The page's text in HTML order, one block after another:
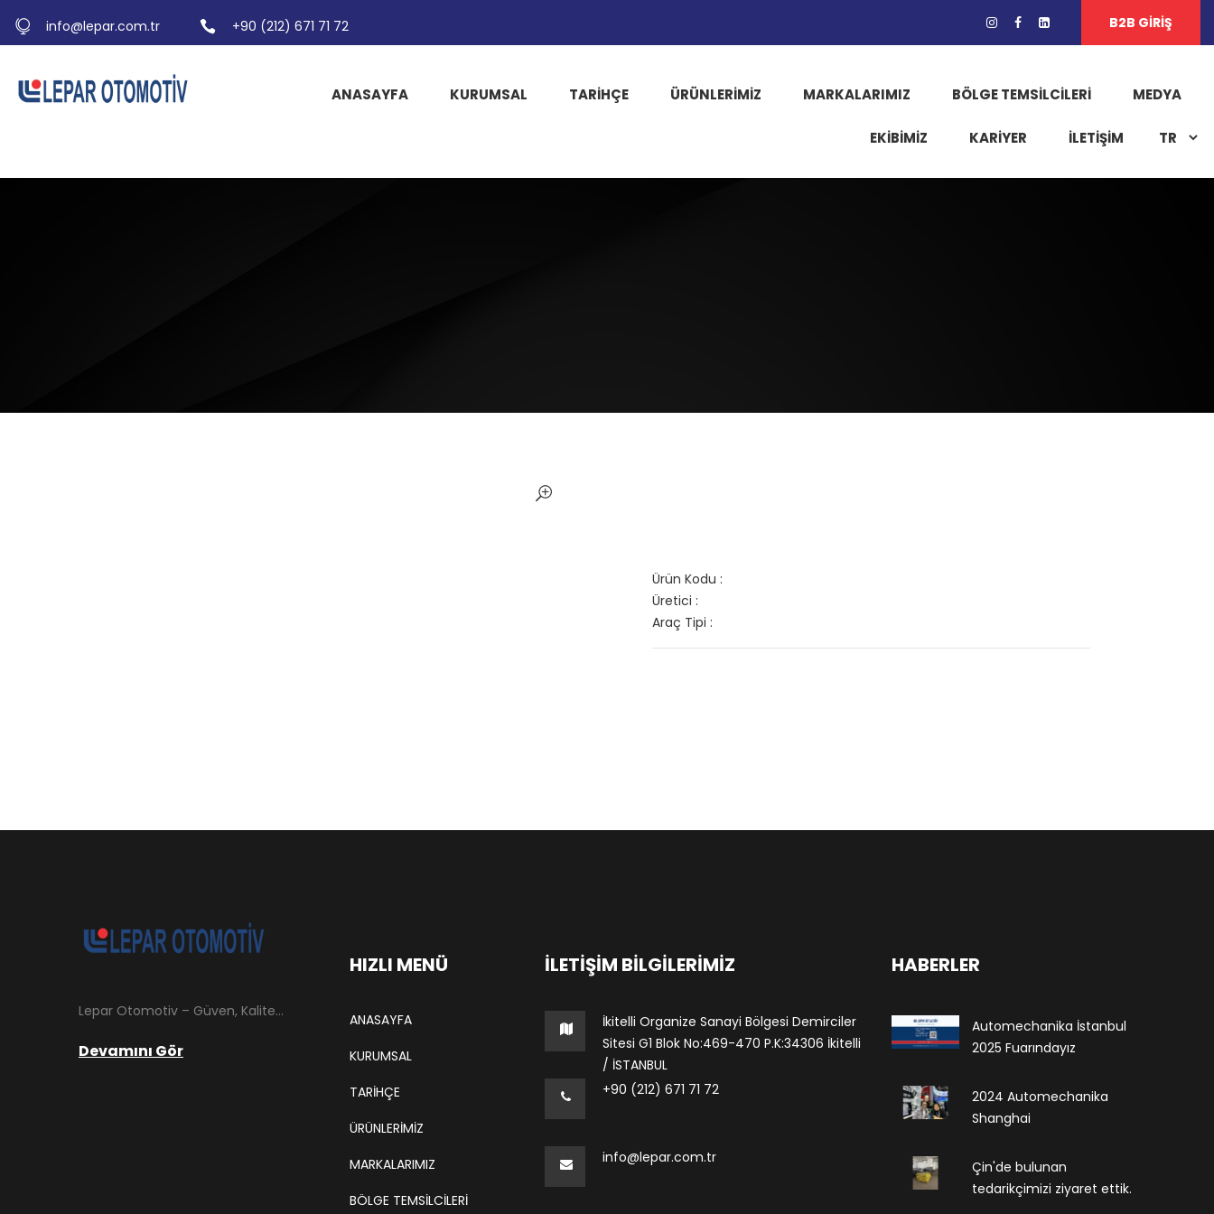
info@lepar.com.tr +90 (212) 671 71 72 B2B GİRİŞ
ANASAYFA KURUMSAL TARIHÇE ÜRÜNLERİMİZ MARKALARIMIZ BÖLGE TEMSILCILERI MEDYA
EKIBIMIZ KARIYER İLETİŞİM
Ürün Kodu :
Üretici :
Araç Tipi :
Lepar Otomotiv – Güven, Kalite ve İstikrarın Adresi Lepar Otomotiv, Türkiye’nin otomotiv yedek parça sektöründe köklü bir geçmişe sahip, yenilikçi ve öncü firmalarından biridir. 1966 yılında Hüsnü Leblebici tarafından Tokat’ta mütevazı bir girişim olarak kurulan firmamız, ilk etapta Ford kamyonları, Ford Otosan minibüsleri ve Anadol marka araçların ünite ve yedek parçalarının satışını gerçekleştirerek sektöre adım atmıştır.
Devamını Gör
HIZLI MENÜ
ANASAYFA
KURUMSAL
TARIHÇE
ÜRÜNLERİMİZ
MARKALARIMIZ
BÖLGE TEMSILCILERI
İLETIŞIM BILGILERIMIZ
İkitelli Organize Sanayi Bölgesi Demirciler
Sitesi G1 Blok No:469-470 P.K:34306 İkitelli
/ İSTANBUL
+90 (212) 671 71 72
info@lepar.com.tr
HABERLER
Automechanika İstanbul
2025 Fuarındayız
2024 Automechanika
Shanghai
Çin'de bulunan
tedarikçimizi ziyaret ettik.